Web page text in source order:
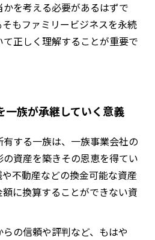
を考える必要があるはずで
もファミリービジネスを永続
正しく理解することが重要で
一族が承継していく意義
する一族は、一族事業会社の
資産を築きその恩恵を得てい
不動産などの換金可能な資産
に換算することができない資
の信頼や評判など、もはや